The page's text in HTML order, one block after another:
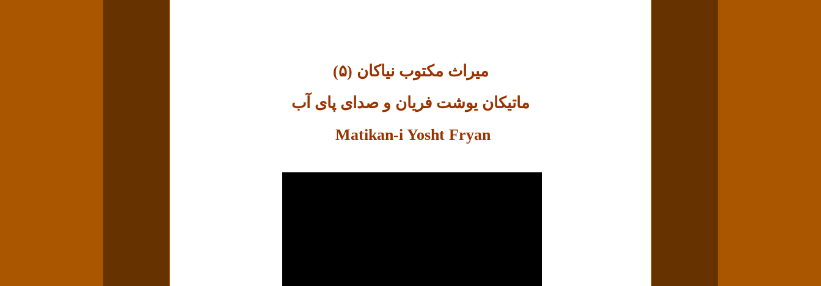
میراث مکتوب نیاکان (۵)
ماتیکان یوشت فریان و صدای پای آب
Matikan-i Yosht Fryan